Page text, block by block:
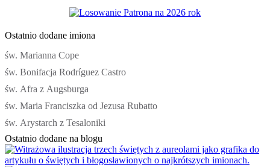
Ostatnio dodane imiona
św. Marianna Cope
św. Bonifacja Rodríguez Castro
św. Afra z Augsburga
św. Maria Franciszka od Jezusa Rubatto
św. Arystarch z Tesaloniki
Ostatnio dodane na blogu